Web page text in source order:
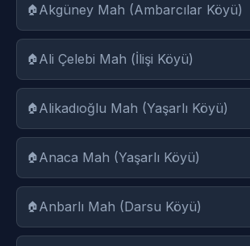
Akgüney Mah (Ambarcılar Köyü)
Ali Çelebi Mah (İlişi Köyü)
Alikadıoğlu Mah (Yaşarlı Köyü)
Anaca Mah (Yaşarlı Köyü)
Anbarlı Mah (Darsu Köyü)